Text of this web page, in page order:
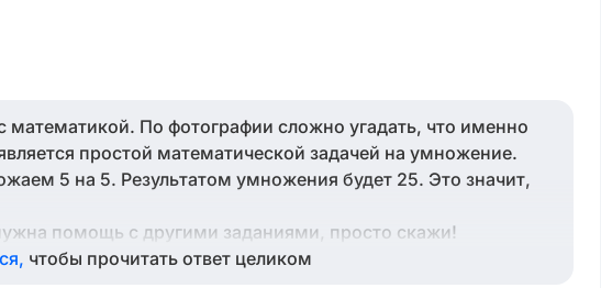
По фотографии сложно угадать, что именно
простой математической задачей на умножение.
5 на 5. Результатом умножения будет 25. Это значит,
помощь с другими заданиями, просто скажи!
чтобы прочитать ответ целиком